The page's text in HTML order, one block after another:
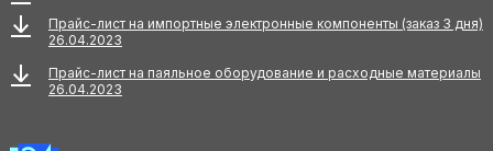
Прайс-лист на импортные электронные компоненты (заказ 3 дня)
26.04.2023
Прайс-лист на паяльное оборудование и расходные материалы
26.04.2023